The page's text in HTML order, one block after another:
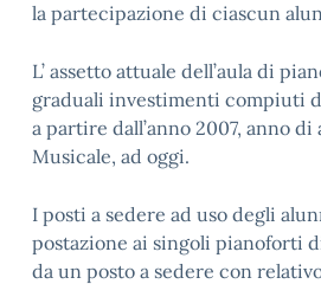
la partecipazione di ciascun
L’ assetto attuale dell’aula di
graduali investimenti compiuti
a partire dall’anno 2007, anno
Musicale, ad oggi.
I posti a sedere ad uso degli
postazione ai singoli pianoforti
da un posto a sedere con